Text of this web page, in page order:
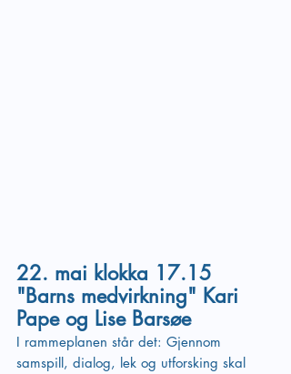
22. mai klokka 17.15
"Barns medvirkning" Kari
Pape og Lise Barsøe
I rammeplanen står det: Gjennom
samspill, dialog, lek og utforsking skal